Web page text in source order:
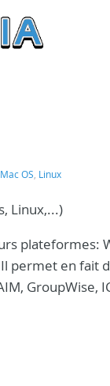
Mac OS, Linux
Linux,...)
plateformes:
Il permet en
GroupWise,